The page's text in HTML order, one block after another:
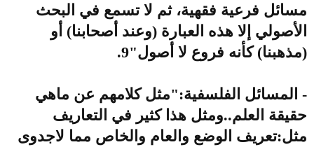
مسائل فرعية فقهية، ثم لا تسمع في البحث
الأصولي إلا هذه العبارة (وعند أصحابنا) أو
(مذهبنا) كأنه فروع لا أصول"9.
- المسائل الفلسفية:"مثل كلامهم عن ماهي
حقيقة العلم..ومثل هذا كثير في التعاريف
مثل:تعريف الوضع والعام والخاص مما لاجدوى